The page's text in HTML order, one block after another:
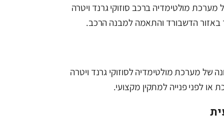
מולטימדיה ברכב סוזוקי גרנד ויטרה
מערכת מולטימדיה לסוזוקי גרנד ויטרה